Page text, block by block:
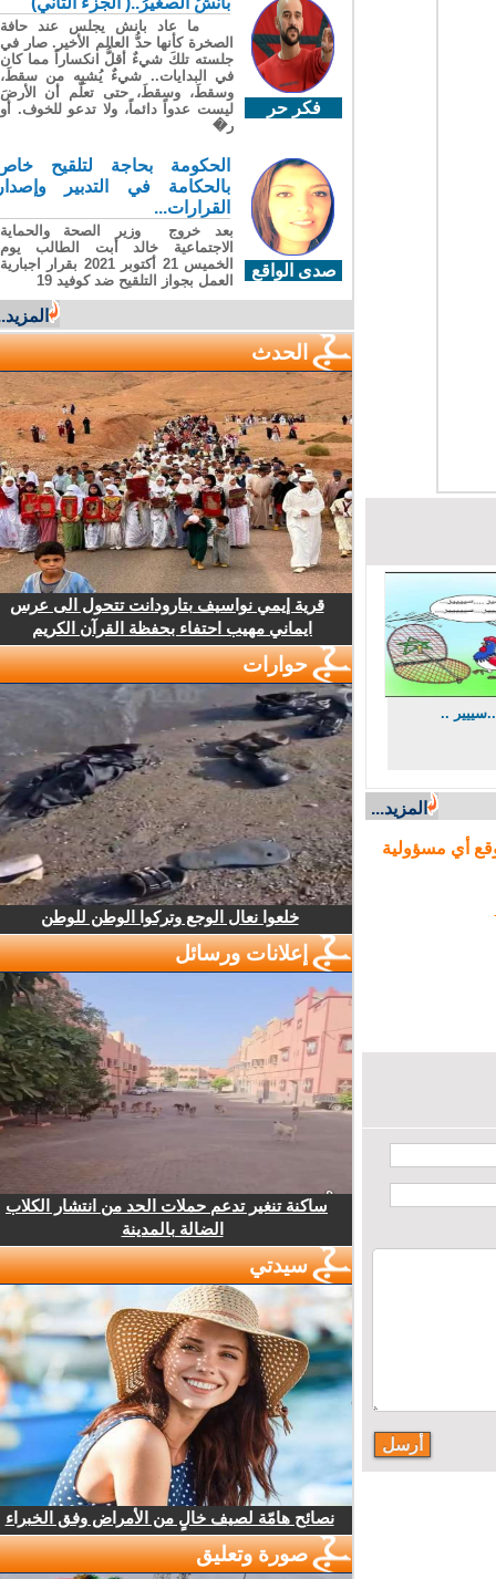
..
المزيد...
أي مسؤولية
فكر حر
ما عاد بانش يجلس عند حافة
الصخرة كأنها حدُّ العالم الأخير. صار في
جلسته تلكَ شيءٌ أقلُّ انكساراً مما كان
في البدايات.. شيءٌ يُشبِه من سقطَ،
وسقطَ، وسقطَ، حتى تعلّم أن الأرضَ
ليست عدواً دائماً، ولا تدعو للخوف. أو
ر�
صدى الواقع
الحكومة بحاجة لتلقيح خاص
بالحكامة في التدبير وإصدار
القرارات...
بعد خروج وزير الصحة والحماية
الاجتماعية خالد أبت الطالب يوم
الخميس 21 أكتوبر 2021 بقرار اجبارية
العمل بجواز التلقيح ضد كوفيد 19
المزيد...
الحدث
قرية إيمي نواسيف بتارودانت تتحول الى عرس
ايماني مهيب احتفاء بحفظة القرآن الكريم
حوارات
خلعوا نعال الوجع وتركوا الوطن للوطن
إعلانات ورسائل
ساكنة تنغير تدعم حملات الحد من انتشار الكلاب
الضالة بالمدينة
سيدتي
نصائح هامّة لصيف خالٍ من الأمراض وفق الخبراء
صورة وتعليق